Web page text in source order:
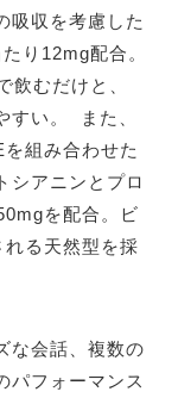
吸収を考慮した
り12mg配合。
飲むだけと、
すい。 また、
組み合わせた
シアニンとプロ
を配合。ビ
る天然型を採
な会話、複数の
パフォーマンス